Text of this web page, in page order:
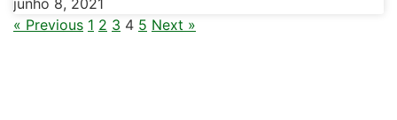
« Previous 1 2 3 4 5 Next »